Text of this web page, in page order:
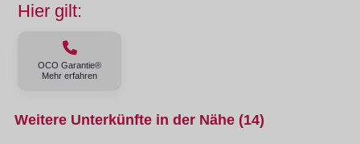
Hier gilt:
OCO Garantie®
Mehr erfahren
Weitere Unterkünfte in der Nähe (14)